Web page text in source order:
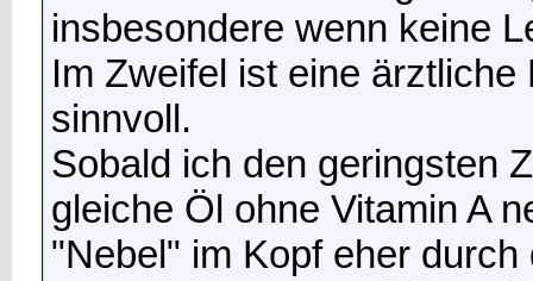
insbesondere wenn keine
Im Zweifel ist eine
sinnvoll.
Sobald ich den geringsten
gleiche Öl ohne Vitamin A
"Nebel" im Kopf eher